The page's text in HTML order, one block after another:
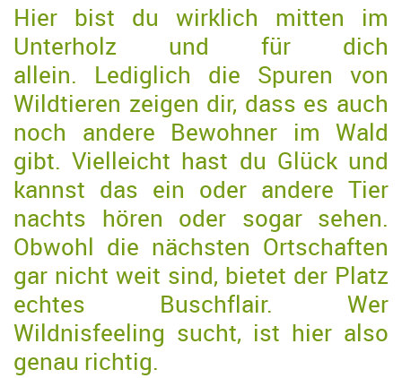
Hier bist du wirklich mitten im
Unterholz und für dich
allein. Lediglich die Spuren von
Wildtieren zeigen dir, dass es auch
noch andere Bewohner im Wald
gibt. Vielleicht hast du Glück und
kannst das ein oder andere Tier
nachts hören oder sogar sehen.
Obwohl die nächsten Ortschaften
gar nicht weit sind, bietet der Platz
echtes Buschflair. Wer
Wildnisfeeling sucht, ist hier also
genau richtig.